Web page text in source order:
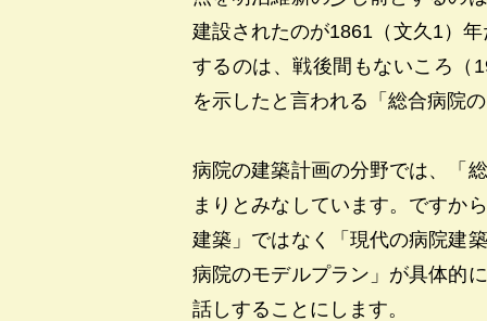
建設されたのが1861（文久1）
するのは、戦後間もないころ（
を示したと言われる「総合病院
病院の建築計画の分野では、「
まりとみなしています。ですか
建築」ではなく「現代の病院建
病院のモデルプラン」が具体的
話しすることにします。